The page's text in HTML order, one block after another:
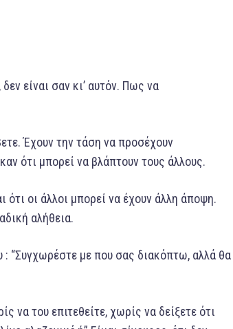
είναι σαν κι’ αυτόν. Πως να
Έχουν την τάση να προσέχουν
ότι μπορεί να βλάπτουν τους άλλους.
ότι οι άλλοι μπορεί να έχουν άλλη άποψη.
αλήθεια.
: “Συγχωρέστε με που σας διακόπτω, αλλά θα
να του επιτεθείτε, χωρίς να δείξετε ότι